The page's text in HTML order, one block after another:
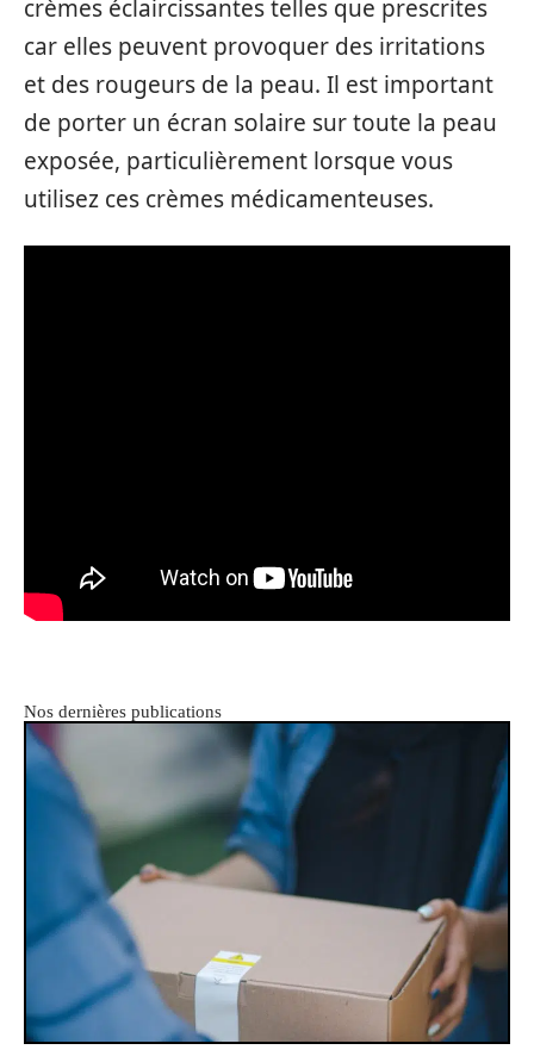
crèmes éclaircissantes telles que prescrites
car elles peuvent provoquer des irritations
et des rougeurs de la peau. Il est important
de porter un écran solaire sur toute la peau
exposée, particulièrement lorsque vous
utilisez ces crèmes médicamenteuses.
Nos dernières publications